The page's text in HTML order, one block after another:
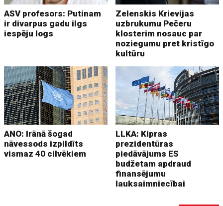
ASV profesors: Putinam
ir divarpus gadu ilgs
iespēju logs
Zelenskis Krievijas
uzbrukumu Pečeru
klosterim nosauc par
noziegumu pret kristīgo
kultūru
ANO: Irānā šogad
nāvessods izpildīts
vismaz 40 cilvēkiem
LLKA: Kipras
prezidentūras
piedāvājums ES
budžetam apdraud
finansējumu
lauksaimniecībai